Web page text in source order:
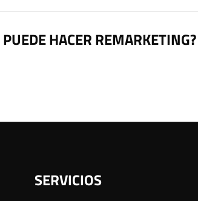
HACER REMARKETING?
SERVICIOS